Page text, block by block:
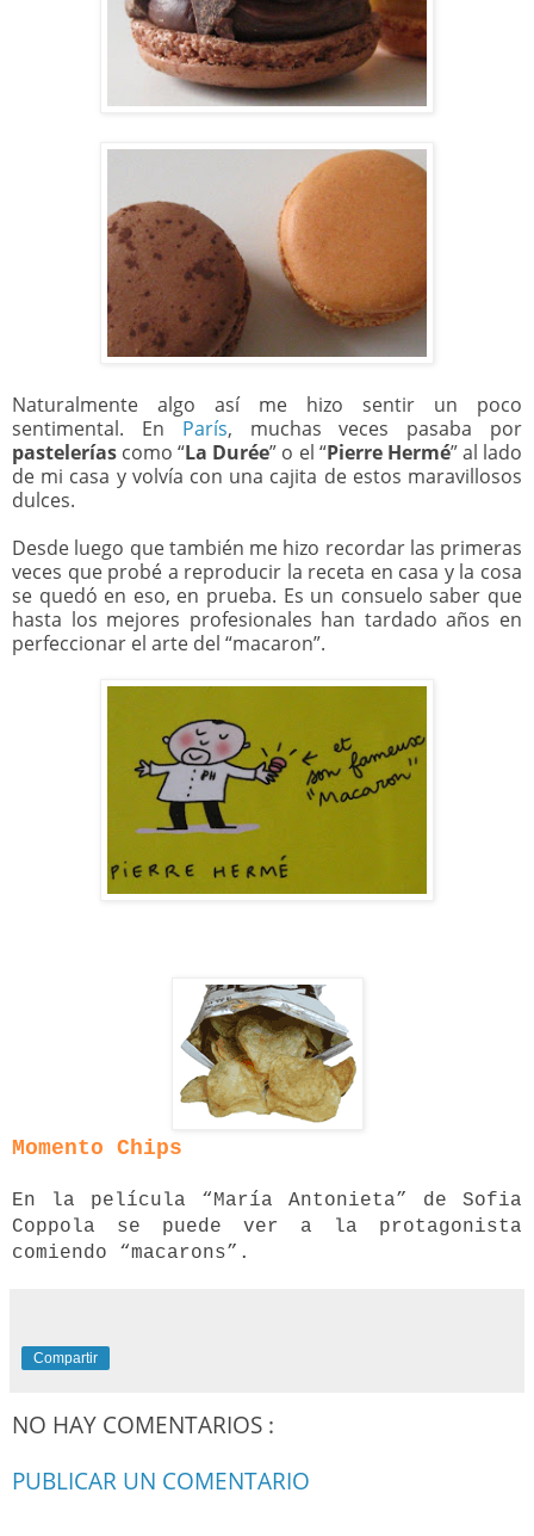
Naturalmente algo así me hizo sentir un poco
sentimental. En París, muchas veces pasaba por
pastelerías como “La Durée” o el “Pierre Hermé” al lado
de mi casa y volvía con una cajita de estos maravillosos
dulces.
Desde luego que también me hizo recordar las primeras
veces que probé a reproducir la receta en casa y la cosa
se quedó en eso, en prueba. Es un consuelo saber que
hasta los mejores profesionales han tardado años en
perfeccionar el arte del “macaron”.
Momento Chips
En la película “María Antonieta” de Sofia
Coppola se puede ver a la protagonista
comiendo “macarons”.
Compartir
NO HAY COMENTARIOS :
PUBLICAR UN COMENTARIO